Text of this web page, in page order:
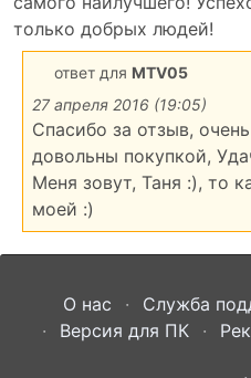
только добрых людей!
ответ для MTV05
27 апреля 2016 (19:05)
Спасибо за отзыв,
довольны покупкой,
Меня зовут, Таня :), то
моей :)
О нас Служба
Версия для ПК